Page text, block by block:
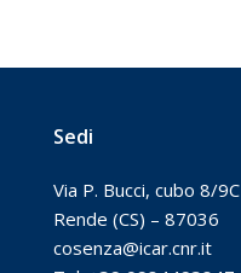
Sedi
Via P. Bucci, cubo 8/9C
Rende (CS) – 87036
cosenza@icar.cnr.it